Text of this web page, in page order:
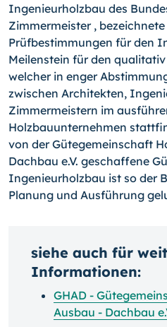
Ingenieurholzbau des
Zimmermeister ,
Prüfbestimmungen für den
Meilenstein für den
welcher in enger
zwischen Architekten,
Zimmermeistern im
Holzbauunternehmen
von der Gütegemeinschaft
Dachbau e.V. geschaffene
Ingenieurholzbau ist so der
Planung und Ausführung
siehe auch für
Informationen:
GHAD -
Ausbau - Dachbau